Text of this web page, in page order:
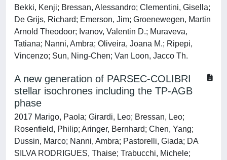
Bekki, Kenji; Bressan, Alessandro; Clementini, Gisella;
De Grijs, Richard; Emerson, Jim; Groenewegen, Martin
Arnold Theodoor; Ivanov, Valentin D.; Muraveva,
Tatiana; Nanni, Ambra; Oliveira, Joana M.; Ripepi,
Vincenzo; Sun, Ning-Chen; Van Loon, Jacco Th.
A new generation of PARSEC-COLIBRI
stellar isochrones including the TP-AGB
phase
2017 Marigo, Paola; Girardi, Leo; Bressan, Leo;
Rosenfield, Philip; Aringer, Bernhard; Chen, Yang;
Dussin, Marco; Nanni, Ambra; Pastorelli, Giada; DA
SILVA RODRIGUES, Thaise; Trabucchi, Michele;